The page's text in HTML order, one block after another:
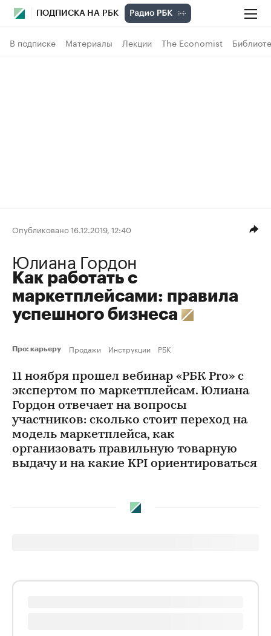
ПОДПИСКА НА РБК
В подписке Материалы Лекции The Economist
Опубликовано 16.12.2019, 12:40
Юлиана Гордон
Как работать с
маркетплейсами: правила
успешного бизнеса
Про: карьеру Продажи Инструкции РБК
11 ноября прошел вебинар «РБК Pro» с
экспертом по маркетплейсам. Юлиана
Гордон отвечает на вопросы
участников: сколько стоит переход на
модель маркетплейса, как
организовать правильную товарную
выдачу и на какие KPI ориентироваться